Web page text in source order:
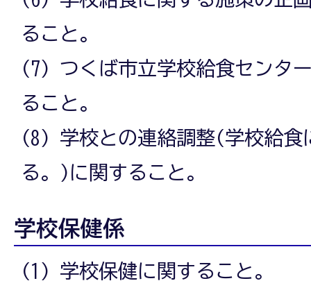
ること。
(7) つくば市立学校給食センタ
ること。
(8) 学校との連絡調整(学校給食
る。)に関すること。
学校保健係
(1) 学校保健に関すること。